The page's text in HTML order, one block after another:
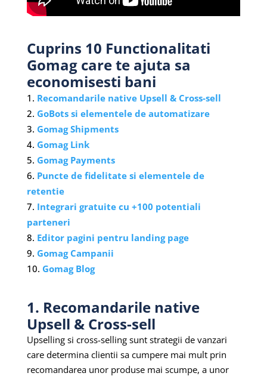
Cuprins 10 Functionalitati
Gomag care te ajuta sa
economisesti bani
Recomandarile native Upsell & Cross-sell
GoBots si elementele de automatizare
Gomag Shipments
Gomag Link
Gomag Payments
Puncte de fidelitate si elementele de
retentie
Integrari gratuite cu +100 potentiali
parteneri
Editor pagini pentru landing page
Gomag Campanii
Gomag Blog
1. Recomandarile native
Upsell & Cross-sell
Upselling si cross-selling sunt strategii de vanzari
care determina clientii sa cumpere mai mult prin
recomandarea unor produse mai scumpe, a unor